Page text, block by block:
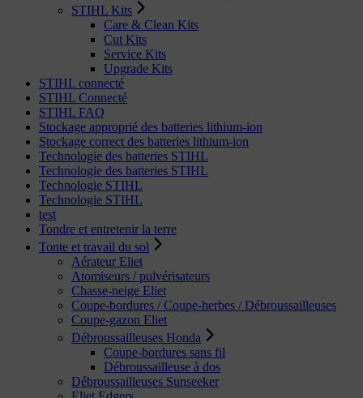
STIHL Kits
Care & Clean Kits
Cut Kits
Service Kits
Upgrade Kits
STIHL connecté
STIHL Connecté
STIHL FAQ
Stockage approprié des batteries lithium-ion
Stockage correct des batteries lithium-ion
Technologie des batteries STIHL
Technologie des batteries STIHL
Technologie STIHL
Technologie STIHL
test
Tondre et entretenir la terre
Tonte et travail du sol
Aérateur Eliet
Atomiseurs / pulvérisateurs
Chasse-neige Eliet
Coupe-bordures / Coupe-herbes / Débroussailleuses
Coupe-gazon Eliet
Débroussailleuses Honda
Coupe-bordures sans fil
Débroussailleuse à dos
Débroussailleuses Sunseeker